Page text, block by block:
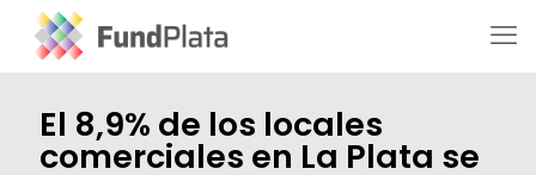
El 8,9% de los locales
comerciales en La Plata se